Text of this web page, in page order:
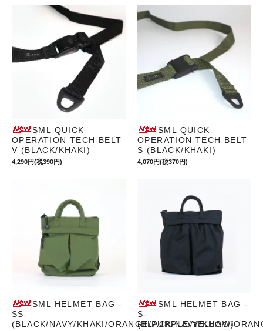
SML QUICK
OPERATION TECH BELT
V (BLACK/KHAKI)
4,290円(税390円)
SML QUICK
OPERATION TECH BELT
S (BLACK/KHAKI)
4,070円(税370円)
SML HELMET BAG -
SS-
(BLACK/NAVY/KHAKI/ORANGE/PURPLE/YELLOW)
SML HELMET BAG -
S-
(BLACK/NAVY/KHAKI/